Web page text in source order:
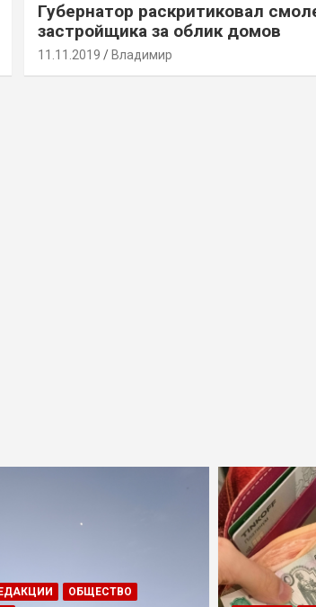
Губернатор раскритиковал
застройщика за облик домов
11.11.2019 Владимир
ОБЩЕСТВО